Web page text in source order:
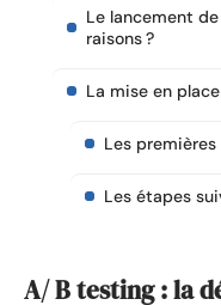
Le lancement
raisons ?
La mise en
Les
Les étapes
A/ B testing : la